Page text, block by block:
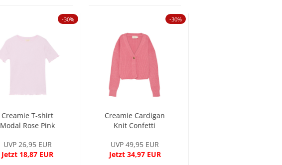
-30%
Creamie T-shirt
Modal Rose Pink
UVP 26,95 EUR
Jetzt 18,87 EUR
-30%
Creamie Cardigan
Knit Confetti
UVP 49,95 EUR
Jetzt 34,97 EUR